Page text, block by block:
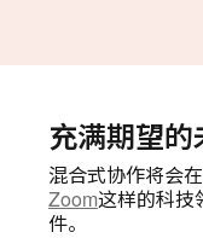
充满期望的
混合式协作将会
Zoom这样的科技
件。